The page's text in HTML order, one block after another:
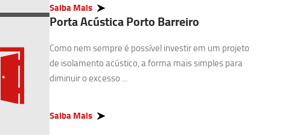
Saiba Mais
Porta Acústica Porto Barreiro
Como nem sempre é possível investir em um projeto
de isolamento acústico, a forma mais simples para
diminuir o excesso ...
Saiba Mais